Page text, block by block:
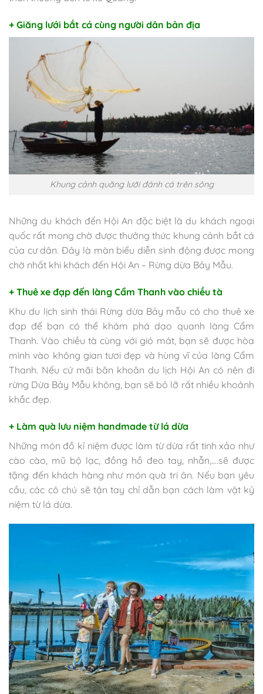
+ Giăng lưới bắt cá cùng người dân bản địa
Khung cảnh quăng lưới đánh cá trên sông
Những du khách đến Hội An đặc biệt là du khách ngoại
quốc rất mong chờ được thưởng thức khung cảnh bắt cá
của cư dân. Đây là màn biểu diễn sinh động được mong
chờ nhất khi khách đến Hội An – Rừng dừa Bảy Mẫu.
+ Thuê xe đạp đến làng Cẩm Thanh vào chiều tà
Khu du lịch sinh thái Rừng dừa Bảy mẫu có cho thuê xe
đạp để bạn có thể khám phá dạo quanh làng Cẩm
Thanh. Vào chiều tà cùng với gió mát, bạn sẽ được hòa
mình vào không gian tươi đẹp và hùng vĩ của làng Cẩm
Thanh. Nếu cứ mãi băn khoăn du lịch Hội An có nên đi
rừng Dừa Bảy Mẫu không, bạn sẽ bỏ lỡ rất nhiều khoảnh
khắc đẹp.
+ Làm quà lưu niệm handmade từ lá dừa
Những món đồ kỉ niệm được làm từ dừa rất tinh xảo như
cào cào, mũ bộ lạc, đồng hồ đeo tay, nhẫn,….sẽ được
tặng đến khách hàng như món quà tri ân. Nếu bạn yêu
cầu, các cô chú sẽ tận tay chỉ dẫn bạn cách làm vật kỷ
niệm từ lá dừa.